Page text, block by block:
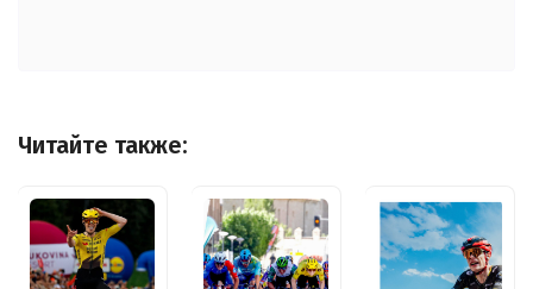
Читайте также: